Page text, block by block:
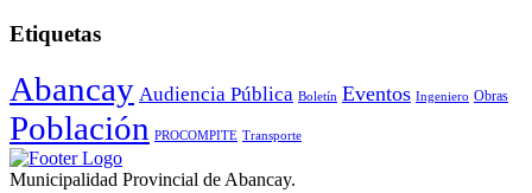
Etiquetas
Abancay Audiencia Pública Boletín Eventos Ingeniero Obras
Población PROCOMPITE Transporte
Municipalidad Provincial de Abancay.